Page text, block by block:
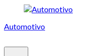
Automotivo